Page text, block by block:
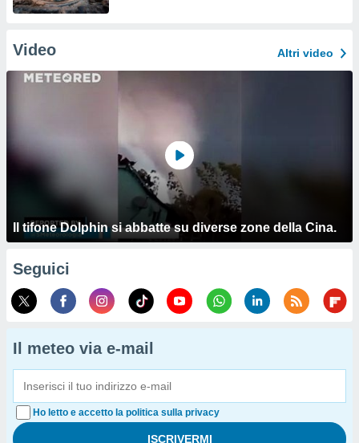
Video Altri video
Il tifone Dolphin si abbatte su diverse zone della Cina.
Seguici
Il meteo via e-mail
Ho letto e accetto la politica sulla privacy